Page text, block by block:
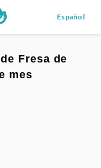
Español
Fresa de
mes